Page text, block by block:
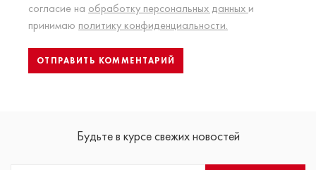
согласие на обработку персональных данных и
принимаю политику конфиденциальности.
Будьте в курсе свежих новостей